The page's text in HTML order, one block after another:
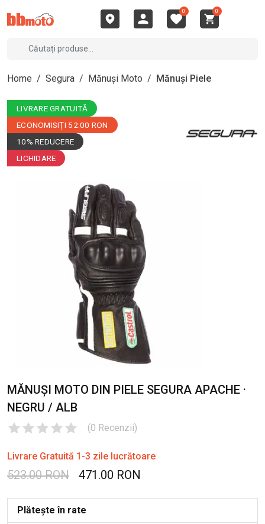
0 0
Home / Segura / Mănuși Moto / Mănuși Piele
LIVRARE GRATUITĂ
ECONOMISIȚI 52.00 RON
10% REDUCERE
LICHIDARE
MĂNUȘI MOTO DIN PIELE SEGURA APACHE ·
NEGRU / ALB
(0 Recenzii)
Livrare Gratuită 1-3 zile lucrătoare
523.00 RON 471.00 RON
Plătește în rate